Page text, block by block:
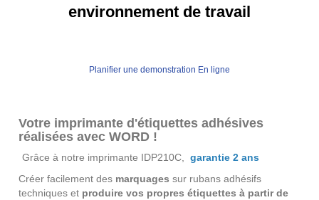
environnement de travail
Planifier une demonstration En ligne
Votre imprimante d'étiquettes adhésives
réalisées avec WORD !
Grâce à notre imprimante IDP210C,garantie 2 ans
Créer facilement des marquagessur rubans adhésifs
techniques et produire vos propres étiquettes à partir de